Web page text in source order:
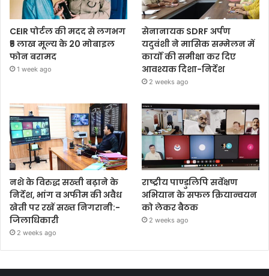
CEIR पोर्टल की मदद से लगभग
₹5 लाख मूल्य के 20 मोबाइल
फोन बरामद
1 week ago
सेनानायक SDRF अर्पण
यदुवंशी ने मासिक सम्मेलन में
कार्यों की समीक्षा कर दिए
आवश्यक दिशा-निर्देश
2 weeks ago
नशे के विरुद्ध सख्ती बढ़ाने के
निर्देश, भांग व अफीम की अवैध
खेती पर रखें सख्त निगरानी:-
जिलाधिकारी
2 weeks ago
राष्ट्रीय पाण्डुलिपि सर्वेक्षण
अभियान के सफल क्रियान्वयन
को लेकर बैठक
2 weeks ago